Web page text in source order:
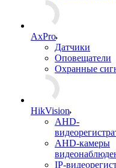
AxPro
Датчики
Оповещатели
Охранные
HikVision
AHD-
AHD-камеры
IP-